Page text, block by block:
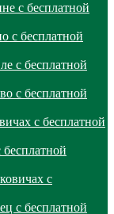
с бесплатной
с бесплатной
с бесплатной
с бесплатной
с бесплатной
с
с бесплатной